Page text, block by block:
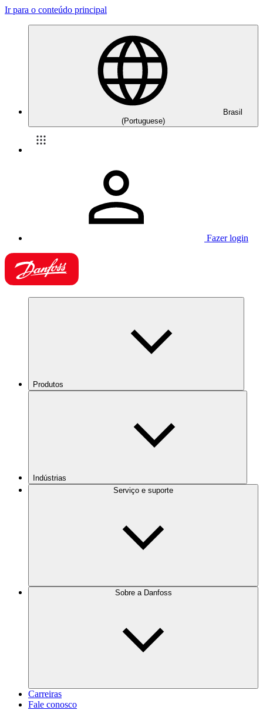
Ir para o conteúdo principal
Brasil
(Portuguese)
Fazer login
Produtos
Indústrias
Serviço e suporte
Sobre a Danfoss
Carreiras
Fale conosco